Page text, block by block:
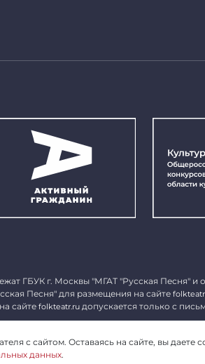
ГБУК г. Москвы "МГАТ "Русская Песня" и
Песня" для размещения на сайте
сайте folkteatr.ru допускается только с
с сайтом. Оставаясь на сайте, вы даете
данных.